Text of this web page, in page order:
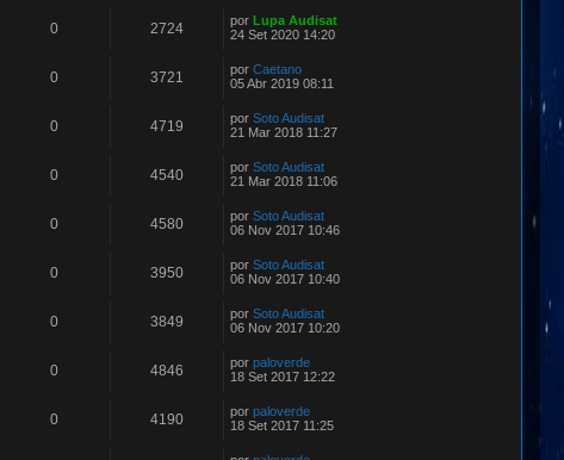
0 2724 por Lupa Audisat
24 Set 2020 14:20
0 3721 por Caetano
05 Abr 2019 08:11
0 4719 por Soto Audisat
21 Mar 2018 11:27
0 4540 por Soto Audisat
21 Mar 2018 11:06
0 4580 por Soto Audisat
06 Nov 2017 10:46
0 3950 por Soto Audisat
06 Nov 2017 10:40
0 3849 por Soto Audisat
06 Nov 2017 10:20
0 4846 por paloverde
18 Set 2017 12:22
0 4190 por paloverde
18 Set 2017 11:25